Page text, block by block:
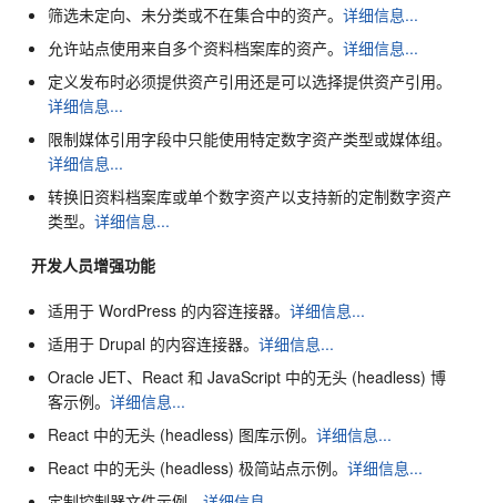
筛选未定向、未分类或不在集合中的资产。详细信息...
允许站点使用来自多个资料档案库的资产。详细信息...
定义发布时必须提供资产引用还是可以选择提供资产引用。
详细信息...
限制媒体引用字段中只能使用特定数字资产类型或媒体组。
详细信息...
转换旧资料档案库或单个数字资产以支持新的定制数字资产
类型。详细信息...
开发人员增强功能
适用于 WordPress 的内容连接器。详细信息...
适用于 Drupal 的内容连接器。详细信息...
Oracle JET、React 和 JavaScript 中的无头 (headless) 博
客示例。详细信息...
React 中的无头 (headless) 图库示例。详细信息...
React 中的无头 (headless) 极简站点示例。详细信息...